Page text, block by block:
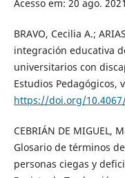
Acesso em: 20 ago.
BRAVO, Cecilia A.;
integración educativa
universitarios con
Estudios Pedagógicos,
https://doi.org/10.4067/
CEBRIÁN DE MIGUEL,
Glosario de términos
personas ciegas y